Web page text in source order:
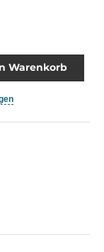
Warenkorb